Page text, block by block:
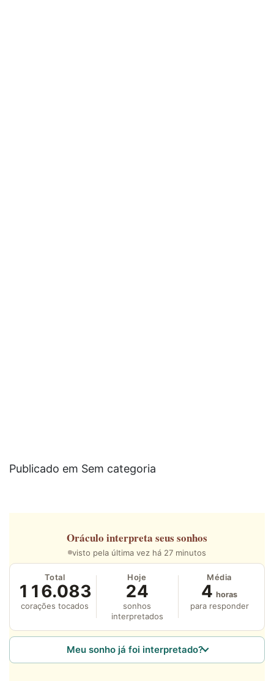
Publicado em Sem categoria
Oráculo interpreta seus sonhos
visto pela última vez há 27 minutos
Total
116.083
corações tocados
Hoje
24
sonhos
interpretados
Média
4 horas
para responder
Meu sonho já foi interpretado?